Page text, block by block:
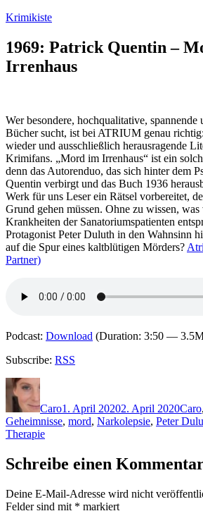
Zum
springen
Krimikiste
1969: Patrick Quentin –
Irrenhaus
Wer besondere, hochqualitative,
Bücher sucht, ist bei ATRIUM genau
wieder und ausschließlich herausragende
Krimifans. „Mord im Irrenhaus“ ist ein
denn das Autorenduo, das sich hinter dem
Quentin verbirgt und das Buch 1936
Werk für uns Leser ein Rätsel vorbereitet,
Grund gehen müssen. Ohne zu wissen,
Krankheiten der Sanatoriumspatienten
Protagonist Peter Duluth in den Wahnsinn
auf die Spur eines kaltblütigen Mörders?
Partner)
Podcast: Download (Duration: 3:50 —
Subscribe: RSS
Autor
Caro1. April 20202. April 2020Caro,
Geheimnisse, mord, Narkolepsie, Peter
Therapie
Schreibe einen
Deine E-Mail-Adresse wird nicht
Felder sind mit * markiert